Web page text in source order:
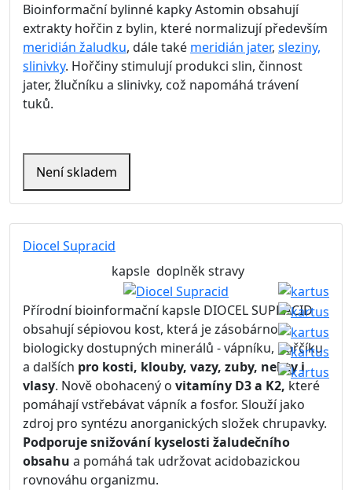
Bioinformační bylinné kapky Astomin obsahují
extrakty hořčin z bylin, které normalizují především
meridián žaludku, dále také meridián jater, sleziny,
slinivky. Hořčiny stimulují produkci slin, činnost
jater, žlučníku a slinivky, což napomáhá trávení
tuků.
Není skladem
Diocel Supracid
kapsle doplněk stravy
Přírodní bioinformační kapsle DIOCEL SUPRACID
obsahují sépiovou kost, která je zásobárnou
biologicky dostupných minerálů - vápníku, hořčíku
a dalších pro kosti, klouby, vazy, zuby, nehty i
vlasy. Nově obohacený o vitamíny D3 a K2, které
pomáhají vstřebávat vápník a fosfor. Slouží jako
zdroj pro syntézu anorganických složek chrupavky.
Podporuje snižování kyselosti žaludečního
obsahu a pomáhá tak udržovat acidobazickou
rovnováhu organizmu.